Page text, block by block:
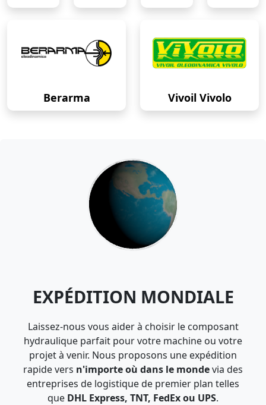
Berarma Vivoil Vivolo
EXPÉDITION MONDIALE
Laissez-nous vous aider à choisir le composant
hydraulique parfait pour votre machine ou votre
projet à venir. Nous proposons une expédition
rapide vers n'importe où dans le mondevia des
entreprises de logistique de premier plan telles
que DHL Express, TNT, FedEx ou UPS.